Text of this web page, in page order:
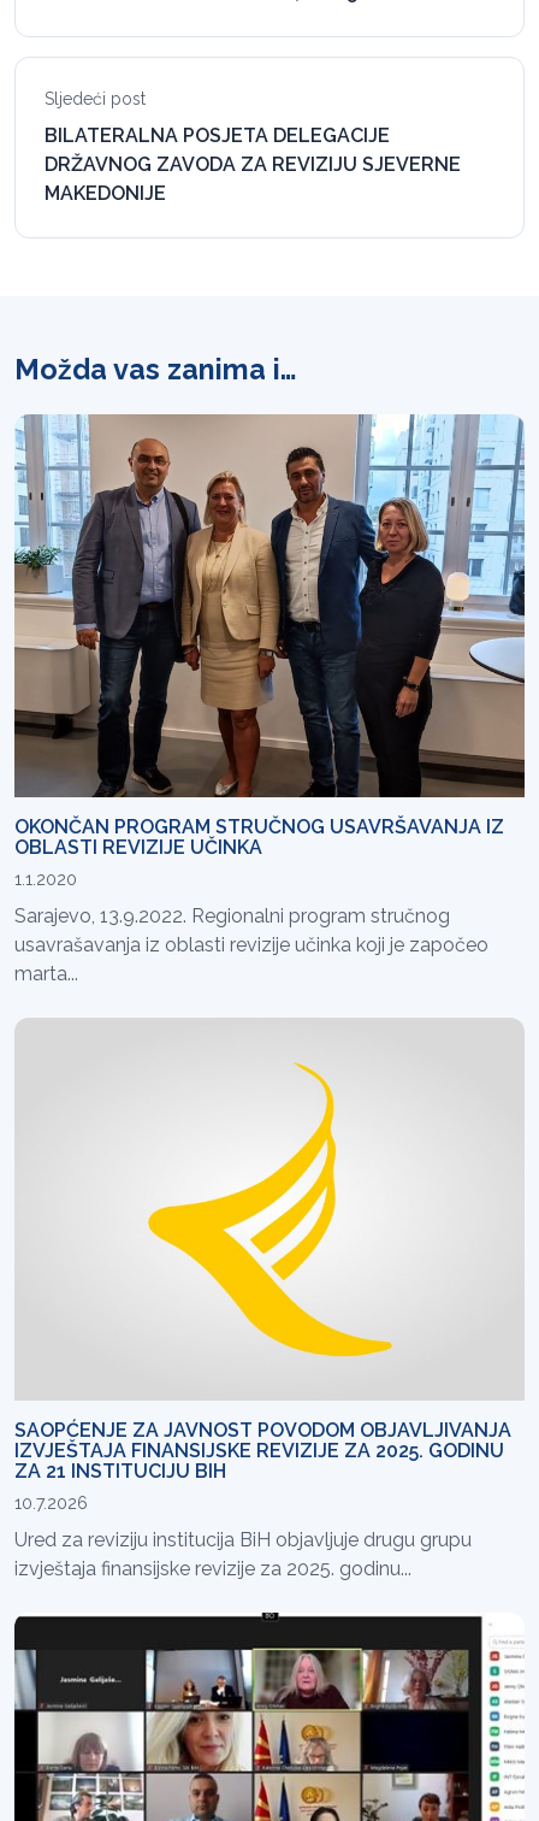
Sljedeći post
BILATERALNA POSJETA DELEGACIJE
DRŽAVNOG ZAVODA ZA REVIZIJU SJEVERNE
MAKEDONIJE
Možda vas zanima i…
OKONČAN PROGRAM STRUČNOG USAVRŠAVANJA IZ
OBLASTI REVIZIJE UČINKA
1.1.2020
Sarajevo, 13.9.2022. Regionalni program stručnog
usavrašavanja iz oblasti revizije učinka koji je započeo
marta...
SAOPĆENJE ZA JAVNOST POVODOM OBJAVLJIVANJA
IZVJEŠTAJA FINANSIJSKE REVIZIJE ZA 2025. GODINU
ZA 21 INSTITUCIJU BIH
10.7.2026
Ured za reviziju institucija BiH objavljuje drugu grupu
izvještaja finansijske revizije za 2025. godinu...